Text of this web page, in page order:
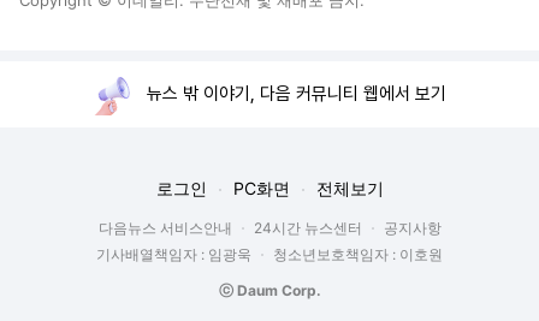
뉴스 밖 이야기, 다음 커뮤니티 웹에서 보기
로그인 PC화면 전체보기
다음뉴스 서비스안내 24시간 뉴스센터
공지사항
기사배열책임자 : 임광욱
청소년보호책임자 : 이호원
ⓒ Daum Corp.